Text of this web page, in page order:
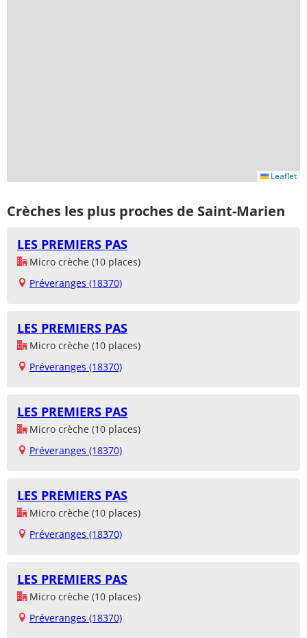
Leaflet
Crèches les plus proches de Saint-Marien
LES PREMIERS PAS
Micro crèche (10 places)
Préveranges (18370)
LES PREMIERS PAS
Micro crèche (10 places)
Préveranges (18370)
LES PREMIERS PAS
Micro crèche (10 places)
Préveranges (18370)
LES PREMIERS PAS
Micro crèche (10 places)
Préveranges (18370)
LES PREMIERS PAS
Micro crèche (10 places)
Préveranges (18370)